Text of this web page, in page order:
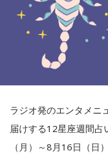
東京・池袋占い館セレ
リピーターも多く、心
で個性が輝けるような
術」など数多くのコン
Webサイト：https://
オンライン占いセレー
ラジオ発のエンタメニ
届けする12星座週間
（月）～8月16日（日